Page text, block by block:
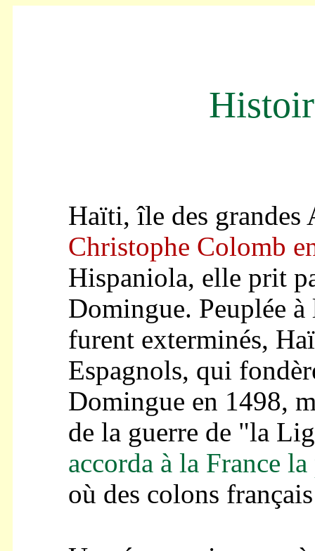
Haïti, île des
Christophe Colomb
Hispaniola, elle prit
Domingue. Peuplée
furent exterminés,
Espagnols, qui
Domingue en 1498,
de la guerre de "la
accorda à la France
où des colons